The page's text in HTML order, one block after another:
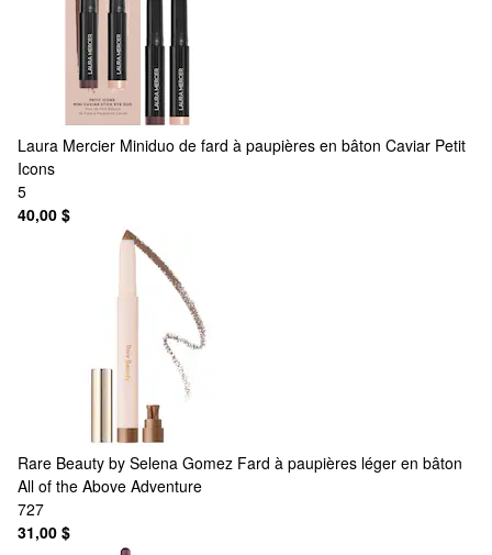
Laura Mercier Miniduo de fard à paupières en bâton Caviar Petit
Icons
5
40,00 $
Rare Beauty by Selena Gomez Fard à paupières léger en bâton
All of the Above Adventure
727
31,00 $